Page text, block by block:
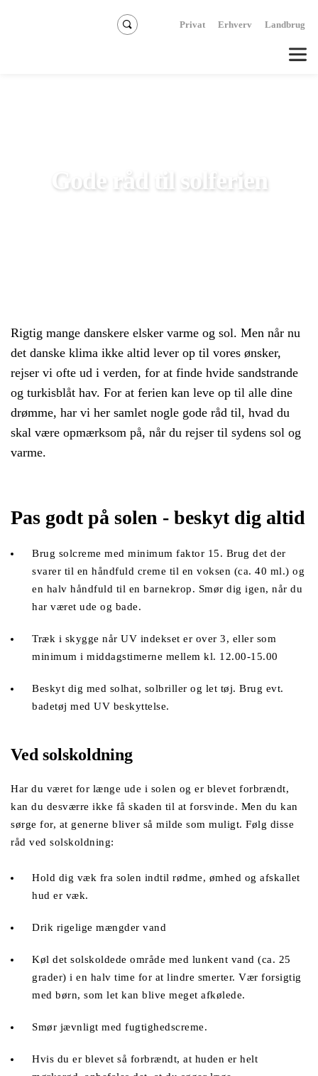
Privat Erhverv Landbrug
Gode råd til solferien
Rigtig mange danskere elsker varme og sol. Men når nu
det danske klima ikke altid lever op til vores ønsker,
rejser vi ofte ud i verden, for at finde hvide sandstrande
og turkisblåt hav. For at ferien kan leve op til alle dine
drømme, har vi her samlet nogle gode råd til, hvad du
skal være opmærksom på, når du rejser til sydens sol og
varme.
Pas godt på solen - beskyt dig altid
Brug solcreme med minimum faktor 15. Brug det der
svarer til en håndfuld creme til en voksen (ca. 40 ml.) og
en halv håndfuld til en barnekrop. Smør dig igen, når du
har været ude og bade.
Træk i skygge når UV indekset er over 3, eller som
minimum i middagstimerne mellem kl. 12.00-15.00
Beskyt dig med solhat, solbriller og let tøj. Brug evt.
badetøj med UV beskyttelse.
Ved solskoldning
Har du været for længe ude i solen og er blevet forbrændt,
kan du desværre ikke få skaden til at forsvinde. Men du kan
sørge for, at generne bliver så milde som muligt. Følg disse
råd ved solskoldning:
Hold dig væk fra solen indtil rødme, ømhed og afskallet
hud er væk.
Drik rigelige mængder vand
Køl det solskoldede område med lunkent vand (ca. 25
grader) i en halv time for at lindre smerter. Vær forsigtig
med børn, som let kan blive meget afkølede.
Smør jævnligt med fugtighedscreme.
Hvis du er blevet så forbrændt, at huden er helt